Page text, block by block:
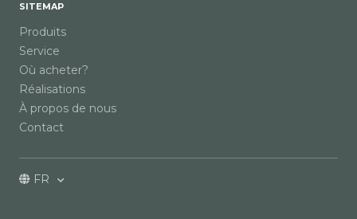
SITEMAP
Produits
Service
Où acheter?
Réalisations
À propos de nous
Contact
FR